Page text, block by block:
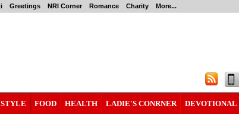
Greetings NRI Corner Romance Charity More...
FOOD HEALTH LADIE'S CONRNER DEVOTIONAL